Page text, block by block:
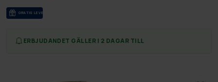
GRA­TIS LE­VE­RANS
ERBJUDANDET GÄLLER I 2 DAGAR TILL